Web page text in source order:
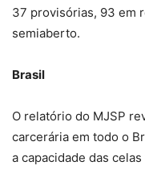
37 provisórias, 93 em
semiaberto.
Brasil
O relatório do MJSP
carcerária em todo o
a capacidade das